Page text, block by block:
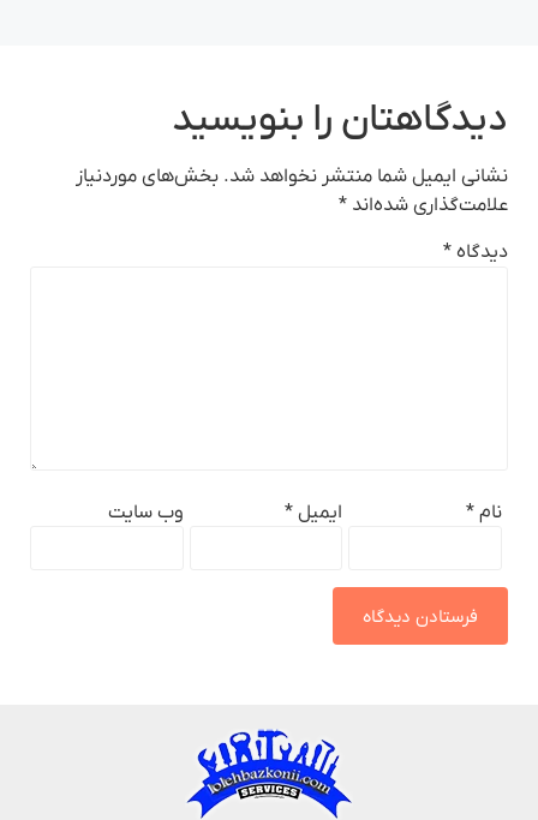
دیدگاهتان را بنویسید
نشانی ایمیل شما منتشر نخواهد شد. بخش‌های موردنیاز
علامت‌گذاری شده‌اند *
دیدگاه *
نام * ایمیل * وب‌ سایت